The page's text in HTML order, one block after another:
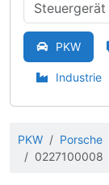
PKW
Industrie
PKW Porsche
0227100008